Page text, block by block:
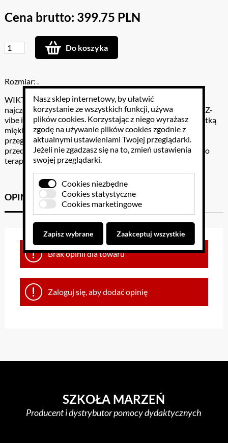
Cena brutto: 399.75 PLN
Do koszyka
Rozmiar: .
WIKTOR- zestaw wibratorów logopedycznych to dwa
najczęściej stosowane w terapii logopedycznej wibratory: Z-
vibe i SQ pen z czterema szpatułkami- probe, preefer, łopatką
miękką i łopatką twardą w funkcjonalnym pudełeczku z
przegródkami.Praktyczny - przyda się w każdej szkole lub
przedszkolu zarówno do kształcenia sensorycznego jak i do
terapii rotacyzmu.
OPINIE KLIENTÓW GPSR
Brak opinii dla towaru
Zaloguj się, aby dodać opinię
SZKOŁA MARZEŃ
Producent i dystrybutor pomocy dydaktycznych
Nasz sklep internetowy, by ułatwić
korzystanie ze wszystkich funkcji, używa
plików cookies. Korzystając z niego wyrażasz
zgodę na używanie plików cookies zgodnie z
aktualnymi ustawieniami Twojej przeglądarki.
Jeżeli nie zgadzasz się na to, zmień ustawienia
swojej przeglądarki.
Cookies niezbędne
Cookies statystyczne
Cookies marketingowe
Zapisz wybrane Zaakceptuj wszystkie